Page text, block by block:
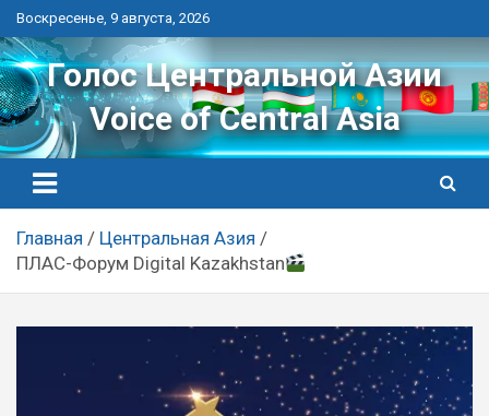
Перейти
к
контенту
Воскресенье, 9 августа, 2026
Голос Центральной Азии
Voice of Central Asia
Главная
Центральная Азия
ПЛАС-Форум Digital Kazakhstan